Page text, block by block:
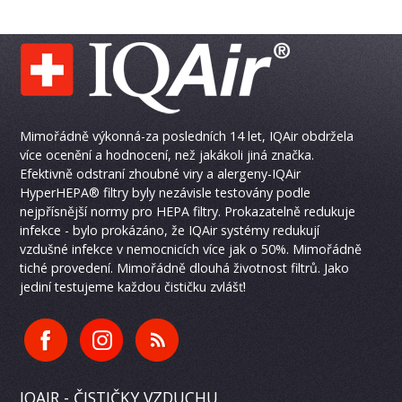
Mimořádně výkonná-za posledních 14 let, IQAir obdržela
více ocenění a hodnocení, než jakákoli jiná značka.
Efektivně odstraní zhoubné viry a alergeny-IQAir
HyperHEPA® filtry byly nezávisle testovány podle
nejpřísnější normy pro HEPA filtry. Prokazatelně redukuje
infekce - bylo prokázáno, že IQAir systémy redukují
vzdušné infekce v nemocnicích více jak o 50%. Mimořádně
tiché provedení. Mimořádně dlouhá životnost filtrů. Jako
jediní testujeme každou čističku zvlášť!
IQAIR - ČISTIČKY VZDUCHU